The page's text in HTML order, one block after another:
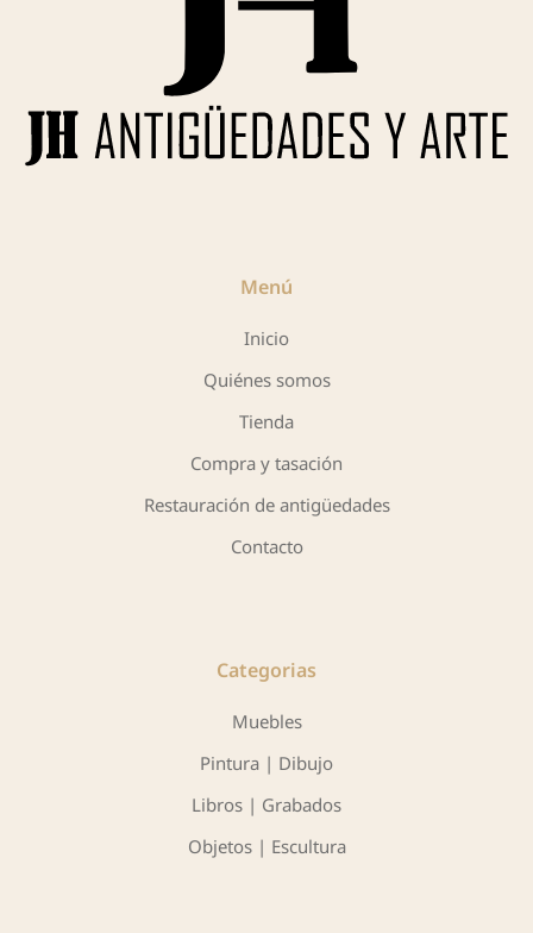
Menú
Inicio
Quiénes somos
Tienda
Compra y tasación
Restauración de antigüedades
Contacto
Categorias
Muebles
Pintura | Dibujo
Libros | Grabados
Objetos | Escultura